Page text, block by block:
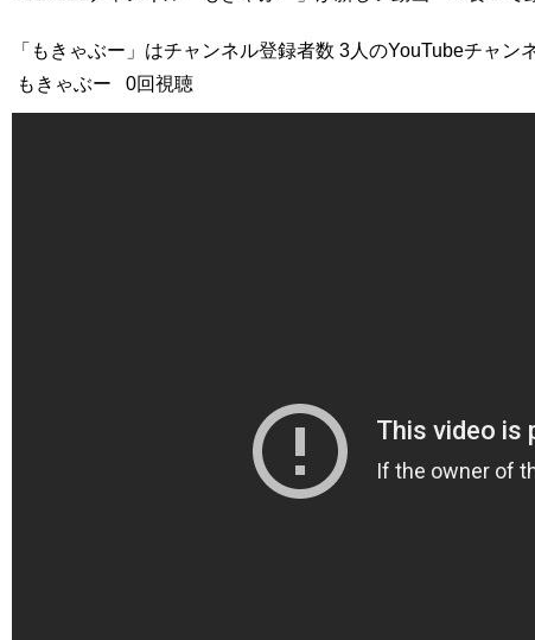
「もきゃぶー」はチャンネル登録者数 3人のYouTubeチャンネ
もきゃぶー
0回視聴